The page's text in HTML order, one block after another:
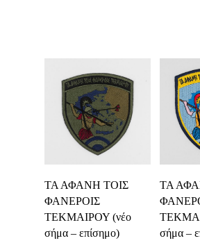
Καλάθι
ΤΑ ΑΦΑΝΗ ΤΟΙΣ
ΦΑΝΕΡΟΙΣ
ΤΕΚΜΑΙΡΟΥ (νέο
σήμα – επίσημο)
ΤΑ
σήμα –